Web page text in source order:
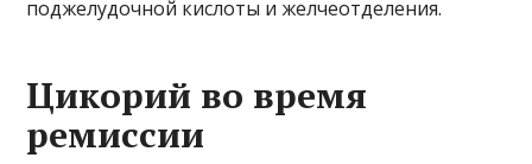
поджелудочной кислоты и желчеотделения.
Цикорий во время
ремиссии